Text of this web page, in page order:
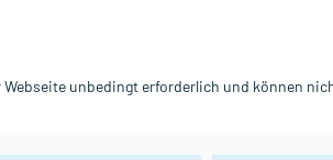
inkl. MwSt. zzgl. Versandkosten
unbedingt erforderlich und können